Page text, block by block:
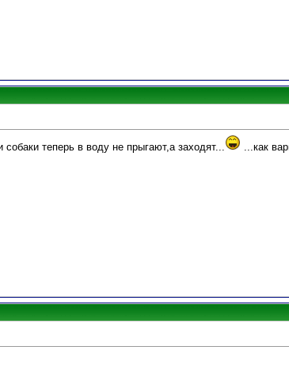
теперь в воду не прыгают,а заходят...
...как